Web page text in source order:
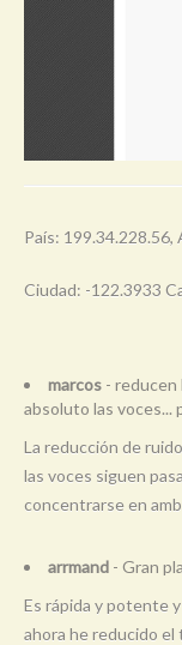
País: 199.34.228.56,
Ciudad: -122.3933
marcos - reducen
absoluto las voces...
La reducción de
las voces siguen
concentrarse en
arrmand - Gran
Es rápida y potente
ahora he reducido el